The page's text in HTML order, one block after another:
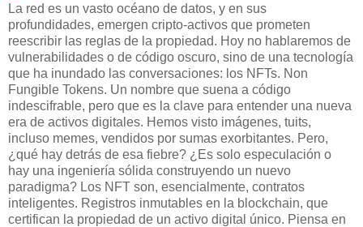
La red es un vasto océano de datos, y en sus
profundidades, emergen cripto-activos que prometen
reescribir las reglas de la propiedad. Hoy no hablaremos de
vulnerabilidades o de código oscuro, sino de una tecnología
que ha inundado las conversaciones: los NFTs. Non
Fungible Tokens. Un nombre que suena a código
indescifrable, pero que es la clave para entender una nueva
era de activos digitales. Hemos visto imágenes, tuits,
incluso memes, vendidos por sumas exorbitantes. Pero,
¿qué hay detrás de esa fiebre? ¿Es solo especulación o
hay una ingeniería sólida construyendo un nuevo
paradigma? Los NFT son, esencialmente, contratos
inteligentes. Registros inmutables en la blockchain, que
certifican la propiedad de un activo digital único. Piensa en